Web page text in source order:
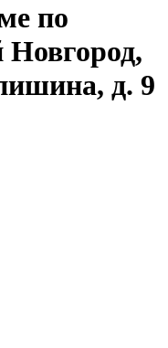
по
д. 9